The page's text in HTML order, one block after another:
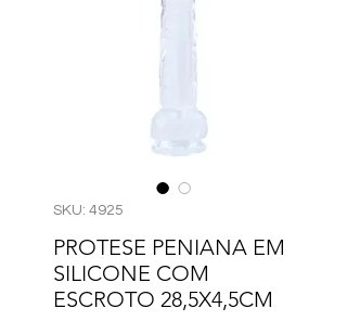
SKU: 4925
PROTESE PENIANA EM
SILICONE COM
ESCROTO 28,5X4,5CM